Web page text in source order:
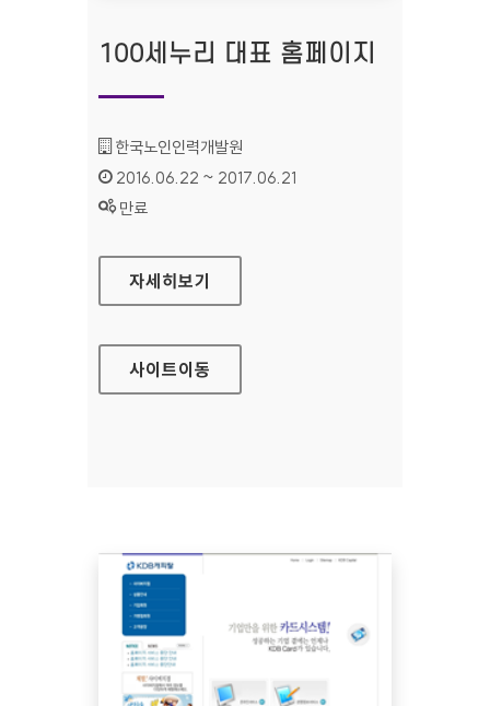
100세누리 대표 홈페이지
기관명 :
한국노인인력개발원
인증기간 :
2016.06.22 ~ 2017.06.21
상태 :
만료
100세누리 대표 홈페이지
자세히보기
사이트이동